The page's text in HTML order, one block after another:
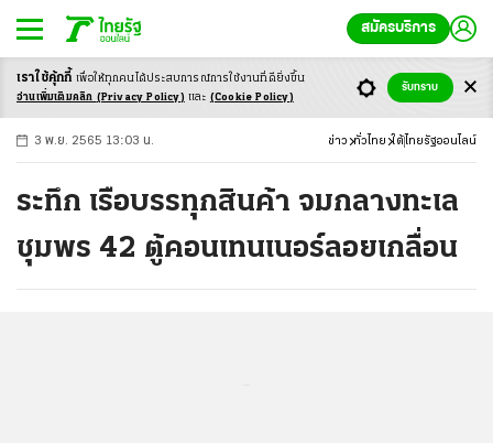
สมัครบริการ
-ก ก ก+
3 พ.ย. 2565 13:03 น. ข่าว ทั่วไทย ใต้ ไทยรัฐออนไลน์
ระทึก เรือบรรทุกสินค้า จมกลางทะเล
ชุมพร 42 ตู้คอนเทนเนอร์ลอยเกลื่อน
เราใช้คุ้กกี้ เพื่อให้ทุกคนได้ประสบการณ์การใช้งานที่ดียิ่งขึ้น
อ่านเพิ่มเติมคลิก (Privacy Policy) และ (Cookie Policy)
รับทราบ